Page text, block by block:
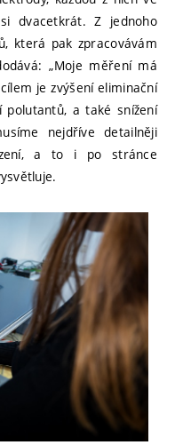
dvacetkrát. Z jednoho
která pak zpracovávám
„Moje měření má
je zvýšení eliminační
polutantů, a také snížení
nejdříve detailněji
a to i po stránce